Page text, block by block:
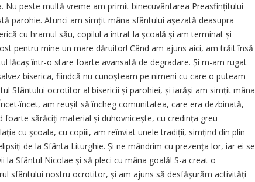
Nu peste multă vreme am primit binecuvântarea Preasfințitului
parohie. Atunci am simțit mâna sfântului așezată deasupra
cu hramul său, copilul a intrat la școală și am terminat și
pentru mine un mare dăruitor! Când am ajuns aici, am trăit însă
lăcaș într-o stare foarte avansată de degradare. Și m-am rugat
biserica, fiindcă nu cunoșteam pe nimeni cu care o puteam
Sfântului ocrotitor al bisericii și parohiei, și iarăși am simțit mâna
încet, am reușit să încheg comunitatea, care era dezbinată,
sărăciți material și duhov­nicește, cu credința greu
cu școala, cu copiii, am reînviat unele tradiții, simțind din plin
de la Sfânta Liturghie. Și ne mândrim cu prezența lor, iar ei se
la Sfântul Nicolae și să pleci cu mâna goală! S-a creat o
sfântului nostru ocrotitor, și am ajuns să desfășurăm activități